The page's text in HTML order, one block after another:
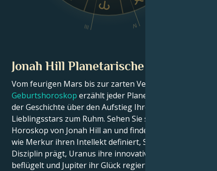
III IV
Jonah Hill Planetarische Position
Vom feurigen Mars bis zur zarten Venus – in diesem
Geburtshoroskop erzählt jeder Planet seinen Teil
der Geschichte über den Aufstieg Ihres
Lieblingsstars zum Ruhm. Sehen Sie sich das Astro-
Horoskop von Jonah Hill an und finden Sie heraus,
wie Merkur ihren Intellekt definiert, Saturn ihre
Disziplin prägt, Uranus ihre innovativen Ideen
beflügelt und Jupiter ihr Glück regiert.